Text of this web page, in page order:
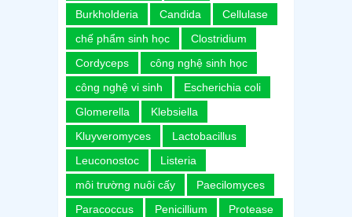
Burkholderia
Candida
Cellulase
chế phẩm sinh học
Clostridium
Cordyceps
công nghệ sinh học
công nghệ vi sinh
Escherichia coli
Glomerella
Klebsiella
Kluyveromyces
Lactobacillus
Leuconostoc
Listeria
môi trường nuôi cấy
Paecilomyces
Paracoccus
Penicillium
Protease